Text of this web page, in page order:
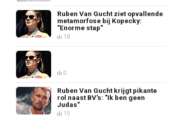
Ruben Van Gucht ziet opvallende
metamorfose bij Kopecky:
"Enorme stap"
18
0
Ruben Van Gucht krijgt pikante
rol naast BV's: "Ik ben geen
Judas"
15